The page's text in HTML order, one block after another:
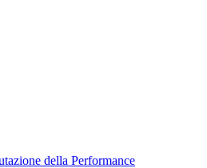
della Performance